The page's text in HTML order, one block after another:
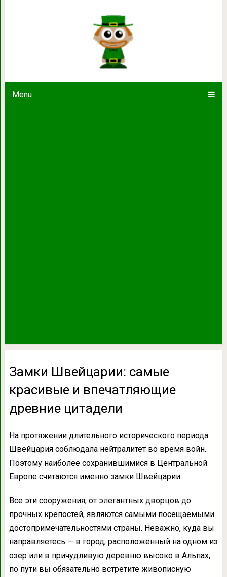
Menu
Замки Швейцарии: самые
Замки Швейцарии: самые
красивые и впечатляющие
древние цитадели
На протяжении длительного исторического периода
Швейцария соблюдала нейтралитет во время войн.
Поэтому наиболее сохранившимися в Центральной
Европе считаются именно замки Швейцарии.
Все эти сооружения, от элегантных дворцов до
прочных крепостей, являются самыми посещаемыми
достопримечательностями страны. Неважно, куда вы
направляетесь — в город, расположенный на одном из
озер или в причудливую деревню высоко в Альпах,
по пути вы обязательно встретите живописную